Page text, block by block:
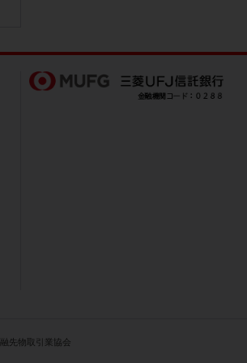
先物取引業協会